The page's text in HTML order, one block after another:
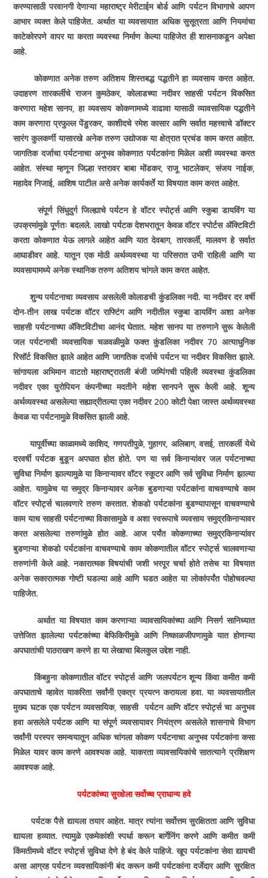
करण्यासाठी परवानगी देणाऱ्या महाराष्ट्र मेरीटाईम बोर्ड आणि पर्यटन विभागाचे आपण
आभार व्यक्त केले पाहिजेत. अर्थात या व्यवसायात अधिक सुसूत्रता आणि नियमांचा
काटेकोरपणे वापर या करता व्यवस्था निर्माण केल्या पाहिजेत ही शासनाकडून अपेक्षा
आहे.
कोकणात अनेक तरुण अतिशय शिस्तबद्ध पद्धतीने हा व्यवसाय करत आहेत.
उदाहरण तारकर्लीचे राजन कुमठेकर, कोलाडच्या नदीवर साहसी पर्यटन विकसित
करणारा महेश सानप, हा व्यवसाय कोकणामध्ये वाढावा यासाठी व्यावसायिक पद्धतीने
काम करणारा प्रफुल्ल पेंडुरकर, काशीदचे रमेश कासार आणि सर्वात महत्त्वाचे डॉक्टर
सारंग कुलकर्णी यासारखे अनेक तरुण उद्योजक या क्षेत्रात प्रचंड काम करत आहेत.
जागतिक दर्जाचा पर्यटनाचा अनुभव कोकणात पर्यटकांना मिळेल अशी व्यवस्था करत
आहेत. संस्था म्हणून जिल्हा स्तरावर बाबा मोंडकर, राजू भाटलेकर, संजय नाईक,
महादेव निजाई, आशिष पाटील असे अनेक कार्यकर्ते या विषयात काम करत आहेत.
संपूर्ण सिंधुदुर्ग जिल्ह्याचे पर्यटन हे वॉटर स्पोर्ट्स आणि स्कुबा डायविंग या
उपक्रमांमुळे पूर्णतः बदलले. लाखो पर्यटक देशभरातून केवळ वॉटर स्पोर्टस ॲक्टिविटी
करता कोकणात येऊ लागले आहेत आणि यात देवबाग, तारकर्ली, मालवण हे सर्वात
आघाडीवर आहे. यातून एक मोठी अर्थव्यवस्था या परिसरात उभी राहिली आणि या
व्यवसायामध्ये अनेक स्थानिक तरुण अतिशय चांगले काम करत आहेत.
शुन्य पर्यटनाचा व्यवसाय असलेली कोलाडची कुंडलिका नदी. या नदीवर दर वर्षी
दोन-तीन लाख पर्यटक वॉटर राफ्टिंग आणि नदीतील स्कुबा डायविंग अशा अनेक
साहसी पर्यटनाच्या ॲक्टिविटीचा आनंद घेतात. महेश सानप या तरुणाने सुरू केलेली
जल पर्यटनाची व्यवसायिक चळवळीमुळे फक्त कुंडलिका नदीवर 70 अत्याधुनिक
रिसॉर्ट विकसित झाले आहेत आणि जागतिक दर्जाचे पर्यटन या नदीवर विकसित झाले.
सांगायला अभिमान वाटतो महाराष्ट्रातली बंजी जम्पिंगची पहिली व्यवस्था कुंडलिका
नदीवर एका युरोपियन कंपनीच्या मदतीने महेश सानपने सुरू केली आहे. शून्य
अर्थव्यवस्था असलेल्या सह्याद्रीतल्या एका नदीवर 200 कोटी पेक्षा जास्त अर्थव्यवस्था
केवळ या पर्यटनामुळे विकसित झाली आहे.
यापूर्वीच्या काळामध्ये काशिद, गणपतीपुळे, गुहागर, अलिबाग, वसई, तारकर्ली येथे
दरवर्षी पर्यटक बुडून अपघात होत होते. पण या सर्व किनाऱ्यांवर जल पर्यटनाच्या
सुविधा निर्माण झाल्यामुळे या किनाऱ्यावर वॉटर स्कूटर आणि सर्व सुविधा निर्माण झाल्या
आहेत. यामुळेच या समुद्र किनाऱ्यावर अनेक बुडणाऱ्या पर्यटकांना वाचवण्याचे काम
वॉटर स्पोर्ट्स चालवणारे तरुण करतात. शेकडो पर्यटकांना बुडण्यापासून वाचवण्याचे
काम याच साहसी पर्यटनाच्या विकासामुळे व अशा स्वरूपाचे व्यवसाय समुद्रकिनाऱ्यावर
करत असलेल्या तरुणांमुळे होत आहे. आज पर्यंत कोकणाच्या समुद्रकिनाऱ्यांवर
बुडणाऱ्या शेकडो पर्यटकांना वाचवण्याचे काम कोकणातील वॉटर स्पोर्ट्स चालवणाऱ्या
तरुणांनी केले आहे. नकारात्मक विषयांची जशी भरपूर चर्चा होते तसेच या विषयात
अनेक सकारात्मक गोष्टी घडल्या आहे आणि घडत आहेत या लोकांपर्यंत पोहोचवल्या
पाहिजेत.
अर्थात या विषयात काम करणाऱ्या व्यावसायिकांच्या आणि निसर्ग सानिध्यात
उत्तेजित झालेल्या पर्यटकांच्या बेफिकिरीमुळे आणि निष्काळजीपणामुळे यात होणाऱ्या
अपघातांची पाठराखण करणे हा या लेखाचा बिलकुल उद्देश नाही.
किंबहुना कोकणातील वॉटर स्पोर्ट्स आणि जलपर्यटन शून्य किंवा कमीत कमी
अपघाताचे व्हावेत याकरिता सर्वांनी एकत्र प्रयत्न करायला हवा. या व्यवसायातील
मुख्य घटक एक पर्यटन व्यवसायिक, साहसी पर्यटन आणि वॉटर स्पोर्ट्स चा अनुभव
हवा असलेले पर्यटक आणि या संपूर्ण व्यवसायावर नियंत्रण असलेले शासनाचे विभाग
सर्वांनी परस्पर समन्वयातून अधिक चांगला कोकण पर्यटनाचा अनुभव पर्यटकांना कसा
मिळेल यावर काम करणे आवश्‍यक आहे. याकरता व्यावसायिकांचे सातत्याने प्रशिक्षण
आवश्‍यक आहे.
पर्यटकांच्या सुरक्षेला सर्वोच्च प्राधान्य हवे
पर्यटक पैसे द्यायला तयार आहेत. मात्र त्यांना सर्वोत्तम सुरक्षितता आणि सुविधा
द्यायला हव्यात. त्यामुळे एकमेकांशी स्पर्धा करून बार्गेनिंग करणे आणि कमीत कमी
किंमतीमध्ये वॉटर स्पोर्ट्स सुविधा देणे हे बंद केले पाहिजे. खूप पर्यटकांना सेवा द्यायची
असा आग्रह पर्यटन व्यवसायिकांनी बंद करून कमी पर्यटकांना दर्जेदार आणि सुरक्षित